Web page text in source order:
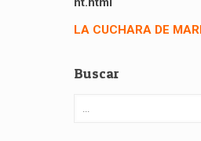
LA CUCHARA DE
Buscar